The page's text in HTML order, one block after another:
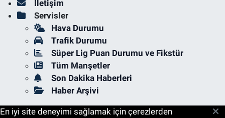
İletişim
Servisler
Hava Durumu
Trafik Durumu
Süper Lig Puan Durumu ve Fikstür
Tüm Manşetler
Son Dakika Haberleri
Haber Arşivi
En iyi site deneyimi sağlamak için çerezlerden